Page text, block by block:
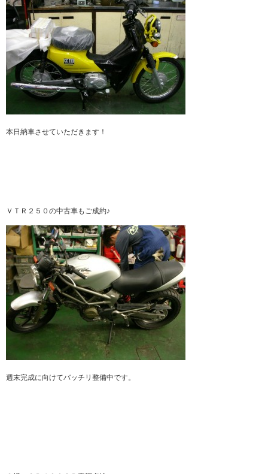
本日納車させていただきます！
ＶＴＲ２５０の中古車もご成約♪
週末完成に向けてバッチリ整備中です。